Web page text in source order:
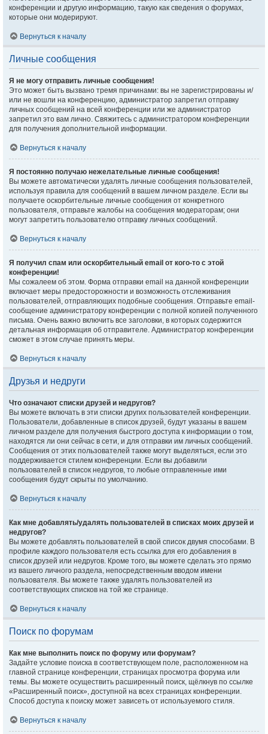
конференции и другую информацию, такую как сведения о форумах,
которые они модерируют.
Вернуться к началу
Личные сообщения
Я не могу отправить личные сообщения!
Это может быть вызвано тремя причинами: вы не зарегистрированы и/
или не вошли на конференцию, администратор запретил отправку
личных сообщений на всей конференции или же администратор
запретил это вам лично. Свяжитесь с администратором конференции
для получения дополнительной информации.
Вернуться к началу
Я постоянно получаю нежелательные личные сообщения!
Вы можете автоматически удалять личные сообщения пользователей,
используя правила для сообщений в вашем личном разделе. Если вы
получаете оскорбительные личные сообщения от конкретного
пользователя, отправьте жалобы на сообщения модераторам; они
могут запретить пользователю отправку личных сообщений.
Вернуться к началу
Я получил спам или оскорбительный email от кого-то с этой
конференции!
Мы сожалеем об этом. Форма отправки email на данной конференции
включает меры предосторожности и возможность отслеживания
пользователей, отправляющих подобные сообщения. Отправьте email-
сообщение администратору конференции с полной копией полученного
письма. Очень важно включить все заголовки, в которых содержится
детальная информация об отправителе. Администратор конференции
сможет в этом случае принять меры.
Вернуться к началу
Друзья и недруги
Что означают списки друзей и недругов?
Вы можете включать в эти списки других пользователей конференции.
Пользователи, добавленные в список друзей, будут указаны в вашем
личном разделе для получения быстрого доступа к информации о том,
находятся ли они сейчас в сети, и для отправки им личных сообщений.
Сообщения от этих пользователей также могут выделяться, если это
поддерживается стилем конференции. Если вы добавили
пользователей в список недругов, то любые отправленные ими
сообщения будут скрыты по умолчанию.
Вернуться к началу
Как мне добавлять/удалять пользователей в списках моих друзей и
недругов?
Вы можете добавлять пользователей в свой список двумя способами. В
профиле каждого пользователя есть ссылка для его добавления в
список друзей или недругов. Кроме того, вы можете сделать это прямо
из вашего личного раздела, непосредственным вводом имени
пользователя. Вы можете также удалять пользователей из
соответствующих списков на той же странице.
Вернуться к началу
Поиск по форумам
Как мне выполнить поиск по форуму или форумам?
Задайте условие поиска в соответствующем поле, расположенном на
главной странице конференции, страницах просмотра форума или
темы. Вы можете осуществить расширенный поиск, щёлкнув по ссылке
«Расширенный поиск», доступной на всех страницах конференции.
Способ доступа к поиску может зависеть от используемого стиля.
Вернуться к началу